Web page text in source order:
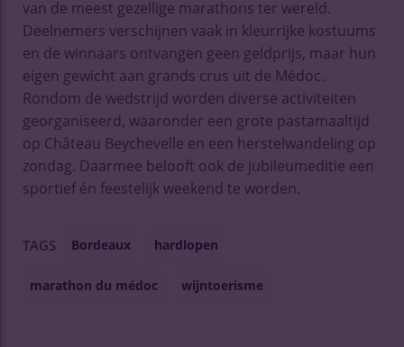
van de meest gezellige marathons ter wereld.
Deelnemers verschijnen vaak in kleurrijke kostuums
en de winnaars ontvangen geen geldprijs, maar hun
eigen gewicht aan grands crus uit de Médoc.
Rondom de wedstrijd worden diverse activiteiten
georganiseerd, waaronder een grote pastamaaltijd
op Château Beychevelle en een herstelwandeling op
zondag. Daarmee belooft ook de jubileumeditie een
sportief én feestelijk weekend te worden.
TAGS Bordeaux hardlopen
marathon du médoc wijntoerisme